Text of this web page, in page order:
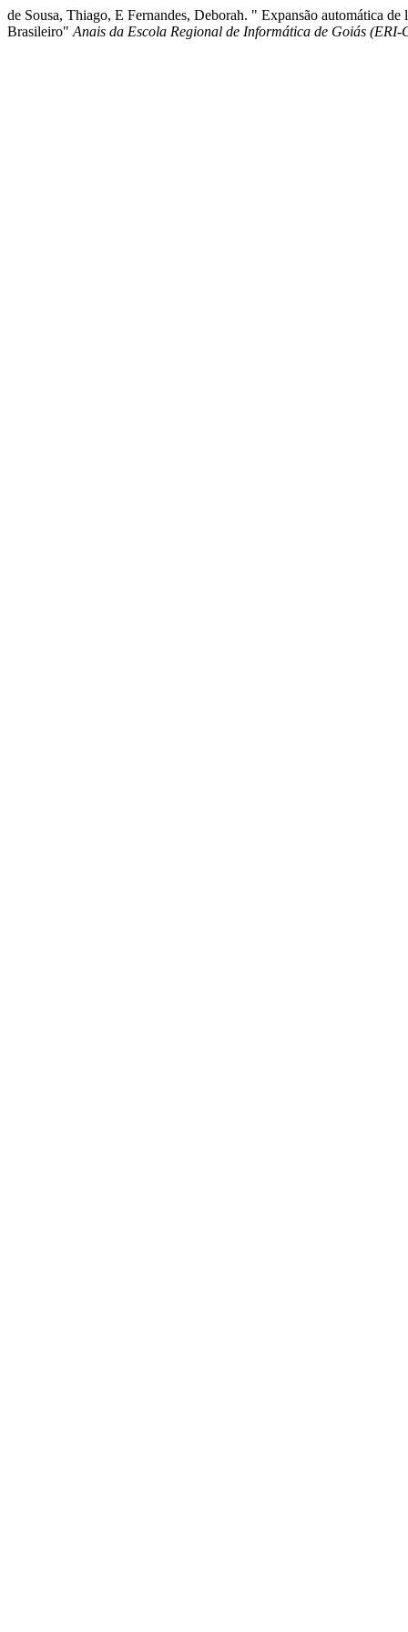
de Sousa, Thiago, E Fernandes, Deborah. " Expansão automática
Brasileiro" Anais da Escola Regional de Informática de Goiás (ERI-